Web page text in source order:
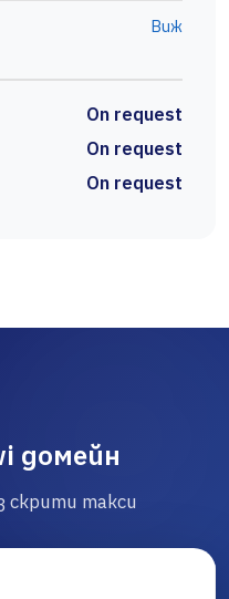
Виж
On request
On request
On request
домейн
скрити такси